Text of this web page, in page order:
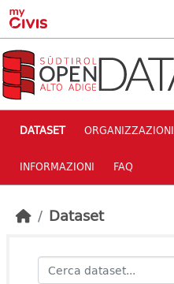
Skip to main content
DATASET ORGANIZZAZIONI
INFORMAZIONI FAQ
Dataset